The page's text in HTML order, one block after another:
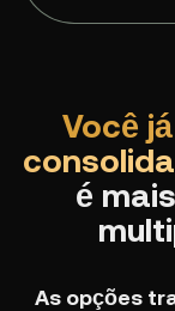
Você
é
As opções